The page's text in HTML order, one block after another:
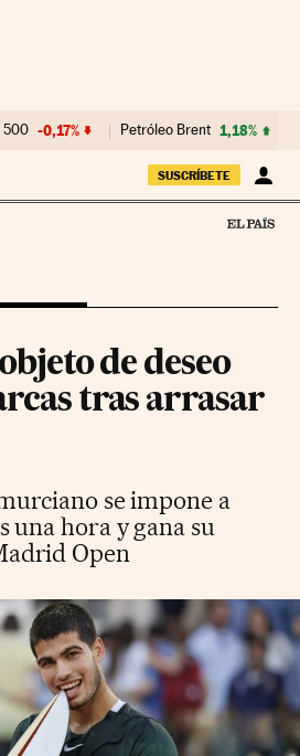
500 -0,17% Petróleo Brent 1,18%
SUSCRÍBETE
de deseo
tras arrasar
se impone a
una hora y gana su
Open